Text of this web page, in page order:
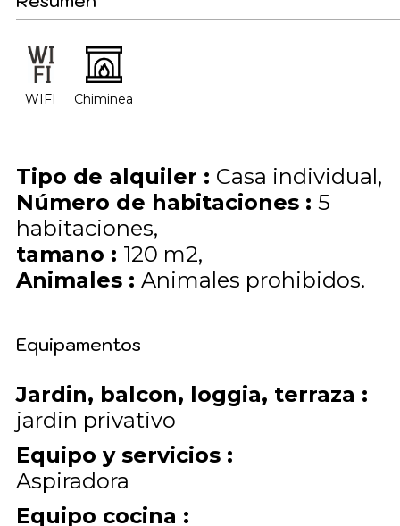
WIFI Chiminea
Tipo de alquiler : Casa individual
Número de habitaciones : 5
habitaciones
tamano : 120 m2
Animales : Animales prohibidos
Equipamentos
Jardin, balcon, loggia, terraza :
jardin privativo
Equipo y servicios :
Aspiradora
Equipo cocina :